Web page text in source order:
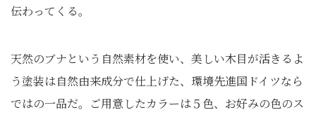
伝わってくる。
天然のブナという自然素材を使い、美しい木目が活きるよ
う塗装は自然由来成分で仕上げた、環境先進国ドイツなら
ではの一品だ。ご用意したカラーは５色、お好みの色のス